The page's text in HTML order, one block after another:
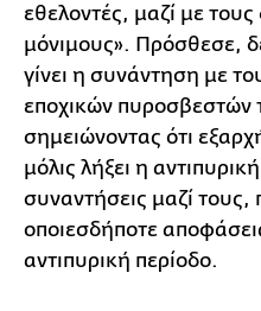
εθελοντές, μαζί με
μόνιμους». Πρόσθεσε,
γίνει η συνάντηση με
εποχικών πυροσβεστών
σημειώνοντας ότι
μόλις λήξει η
συναντήσεις μαζί τους,
οποιεσδήποτε
αντιπυρική περίοδο.